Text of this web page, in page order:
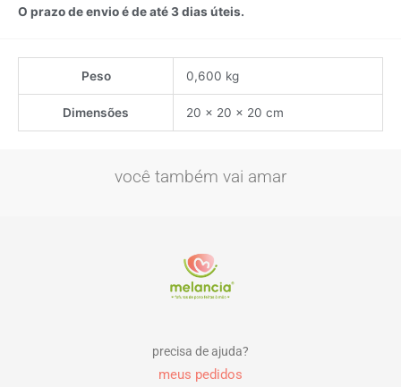
O prazo de envio é de até 3 dias úteis.
Peso 0,600 kg
Dimensões 20 × 20 × 20 cm
você também vai amar
precisa de ajuda?
meus pedidos